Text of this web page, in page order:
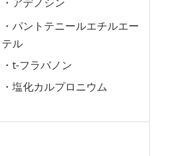
・パントテニールエチルエー
テル
・t-フラバノン
・塩化カルプロニウム